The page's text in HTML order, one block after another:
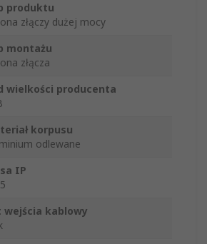
produktu
złączy dużej mocy
montażu
złącza
wielkości producenta
korpusu
odlewane
IP
wejścia kablowy